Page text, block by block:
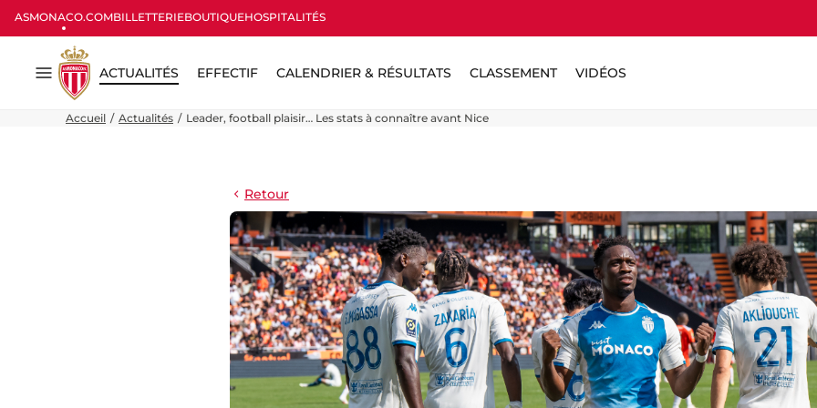
ASMONACO.COMBILLETTERIEBOUTIQUEHOSPITALITÉS
Menu
ACTUALITÉS EFFECTIF CALENDRIER & RÉSULTATS CLASSEMENT VIDÉOS
Accueil Actualités Leader, football plaisir… Les stats à connaître avant Nice
Retour